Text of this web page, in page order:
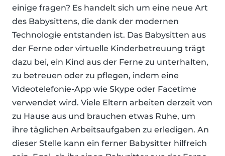
einige fragen? Es handelt sich um eine neue Art
des Babysittens, die dank der modernen
Technologie entstanden ist. Das Babysitten aus
der Ferne oder virtuelle Kinderbetreuung trägt
dazu bei, ein Kind aus der Ferne zu unterhalten,
zu betreuen oder zu pflegen, indem eine
Videotelefonie-App wie Skype oder Facetime
verwendet wird. Viele Eltern arbeiten derzeit von
zu Hause aus und brauchen etwas Ruhe, um
ihre täglichen Arbeitsaufgaben zu erledigen. An
dieser Stelle kann ein ferner Babysitter hilfreich